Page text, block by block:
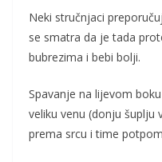
Neki stručnjaci
se smatra da je tada
bubrezima i bebi bolji.
Spavanje na lijevom
veliku venu (donju šuplju
prema srcu i time